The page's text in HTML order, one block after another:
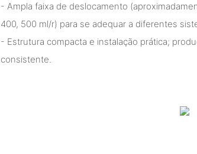
- Ampla faixa de deslocamento
400, 500 ml/r) para se adequar a diferentes
- Estrutura compacta e instalação prática;
consistente.